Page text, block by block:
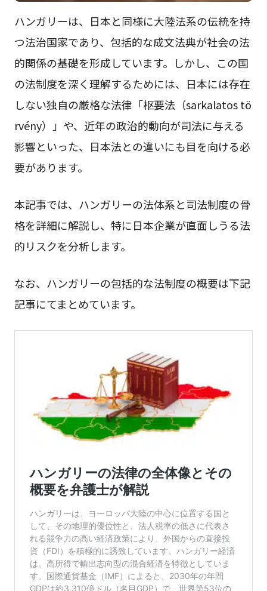
ハンガリーは、日本と同様に大陸法系の伝統を持
つ法治国家であり、包括的な成文法典が社会の法
的関係の基礎を形成しています。しかし、この国
の法制度を深く理解するためには、日本には存在
しない独自の厳格な法律「枢要法（sarkalatos tö
rvény）」や、近年の政治的動向が司法に与える
影響といった、日本法との違いにも目を向ける必
要があります。
本記事では、ハンガリーの法体系と司法制度の骨
格を詳細に解説し、特に日本企業が直面しうる法
的リスクを分析します。
なお、ハンガリーの包括的な法制度の概要は下記
記事にてまとめています。